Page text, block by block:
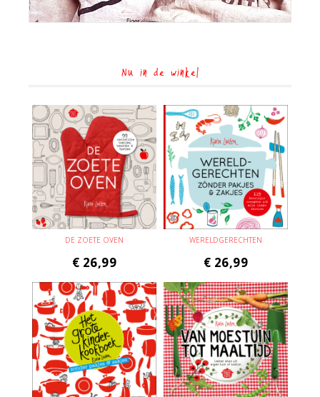
Nu in de winkel
DE ZOETE OVEN
€ 26,99
WERELDGERECHTEN
€ 26,99